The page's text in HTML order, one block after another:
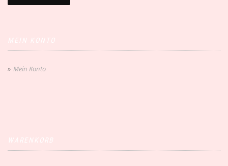
Mein Konto